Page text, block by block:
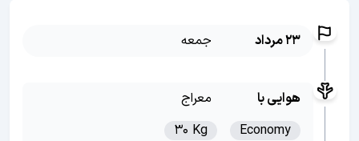
23 مرداد جمعه
هوایی با
معراج
Economy
30 Kg